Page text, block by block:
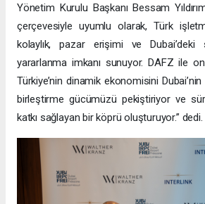
Yönetim Kurulu Başkanı Bessam
çerçevesiyle uyumlu olarak, Türk
kolaylık, pazar erişimi ve Dubai’deki
yararlanma imkanı sunuyor. DAFZ ile on
Türkiye’nin dinamik ekonomisini
birleştirme gücümüzü pekiştiriyor ve
katkı sağlayan bir köprü oluşturuyor.” dedi.